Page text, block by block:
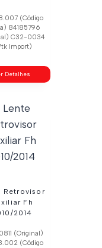
(Código
84185796
C32-0034
Import)
Detalhes
Retrovisor
Fh
2014
(Original)
(Código